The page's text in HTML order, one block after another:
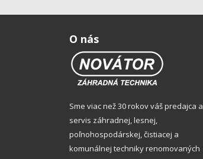
O nás
Sme viac než 30 rokov váš predajca a
servis záhradnej, lesnej,
poľnohospodárskej, čistiacej a
komunálnej techniky renomovaných